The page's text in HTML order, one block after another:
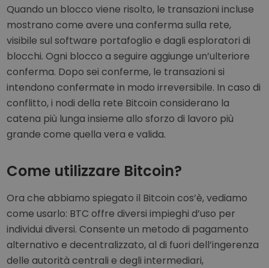
Quando un blocco viene risolto, le transazioni incluse
mostrano come avere una conferma sulla rete,
visibile sul software portafoglio e dagli esploratori di
blocchi. Ogni blocco a seguire aggiunge un’ulteriore
conferma. Dopo sei conferme, le transazioni si
intendono confermate in modo irreversibile. In caso di
conflitto, i nodi della rete Bitcoin considerano la
catena più lunga insieme allo sforzo di lavoro più
grande come quella vera e valida.
Come utilizzare Bitcoin?
Ora che abbiamo spiegato il Bitcoin cos’è, vediamo
come usarlo: BTC offre diversi impieghi d’uso per
individui diversi. Consente un metodo di pagamento
alternativo e decentralizzato, al di fuori dell’ingerenza
delle autorità centrali e degli intermediari,